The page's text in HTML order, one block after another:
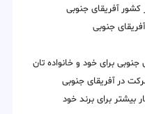
آفریقای جنوبی
جنوبی
برای خود و خانواده تان
در آفریقای جنوبی
بیشتر برای برند خود